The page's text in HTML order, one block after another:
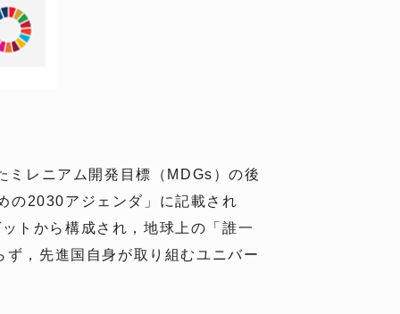
レニアム開発目標（MDGs）の後
の2030アジェンダ」に記載され
トから構成され，地球上の「誰一
，先進国自身が取り組むユニバー